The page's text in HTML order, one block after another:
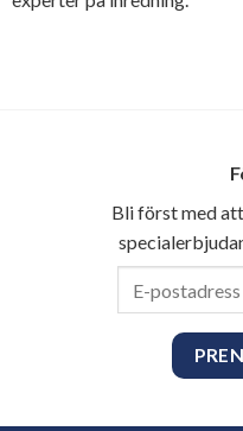
Bli först med